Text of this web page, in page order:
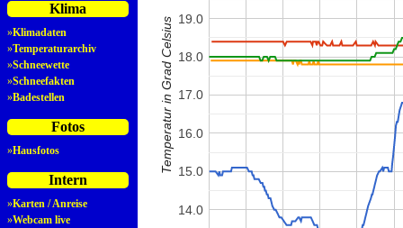
Klima
»Klimadaten
»Temperaturarchiv
»Schneewette
»Schneefakten
»Badestellen
Fotos
»Hausfotos
Intern
»Karten / Anreise
»Webcam live
14.0
15.0
16.0
17.0
18.0
19.0
Temperatur in Grad Celsius